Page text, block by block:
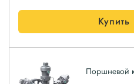
Купить
Поршневой